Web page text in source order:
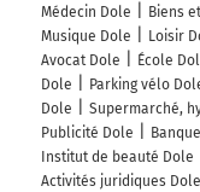
Médecin Dole
Biens
Musique Dole
Loisir
Avocat Dole
École
Dole
Parking vélo
Dole
Supermarché,
Publicité Dole
Institut de beauté Dole
Activités juridiques Dole